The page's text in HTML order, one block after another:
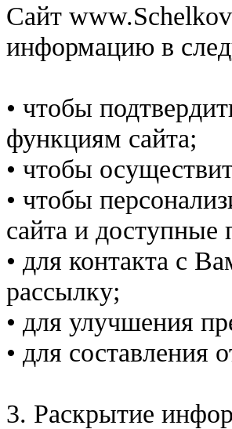
Сайт
информацию в
• чтобы
функциям сайта;
• чтобы
• чтобы
сайта и
• для контакта с
рассылку;
• для улучшения
• для составления
3. Раскрытие